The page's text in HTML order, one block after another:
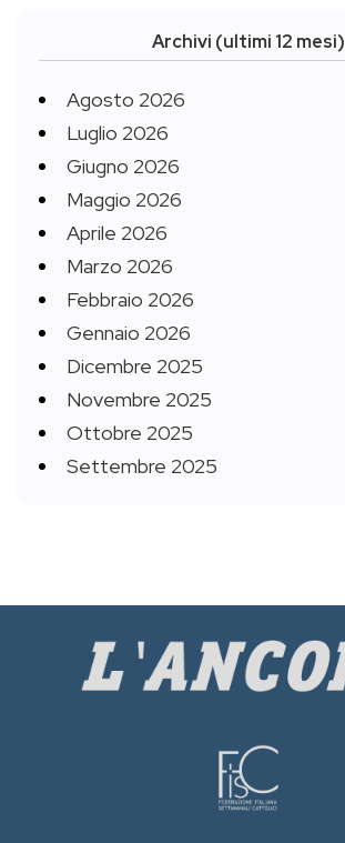
Archivi (ultimi 12 mesi)
Agosto 2026
Luglio 2026
Giugno 2026
Maggio 2026
Aprile 2026
Marzo 2026
Febbraio 2026
Gennaio 2026
Dicembre 2025
Novembre 2025
Ottobre 2025
Settembre 2025